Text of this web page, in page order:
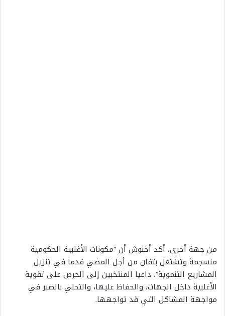
من جهة أخرى، أكد أخنوش أن“مكونات الأغلبية الحكومية
منسجمة وتشتغل بتفان من أجل المضي قدما في تنزيل
المشاريع التنموية“، داعيا المنتخبين إلى الحرص على تقوية
الأغلبية داخل الجهات، والحفاظ عليها، والتحلي بالصبر في
مواجهة المشاكل التي قد تواجهها.